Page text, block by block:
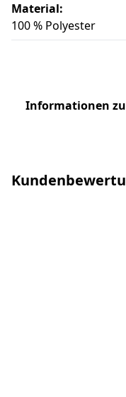
Material:
100 % Polyester
Informationen